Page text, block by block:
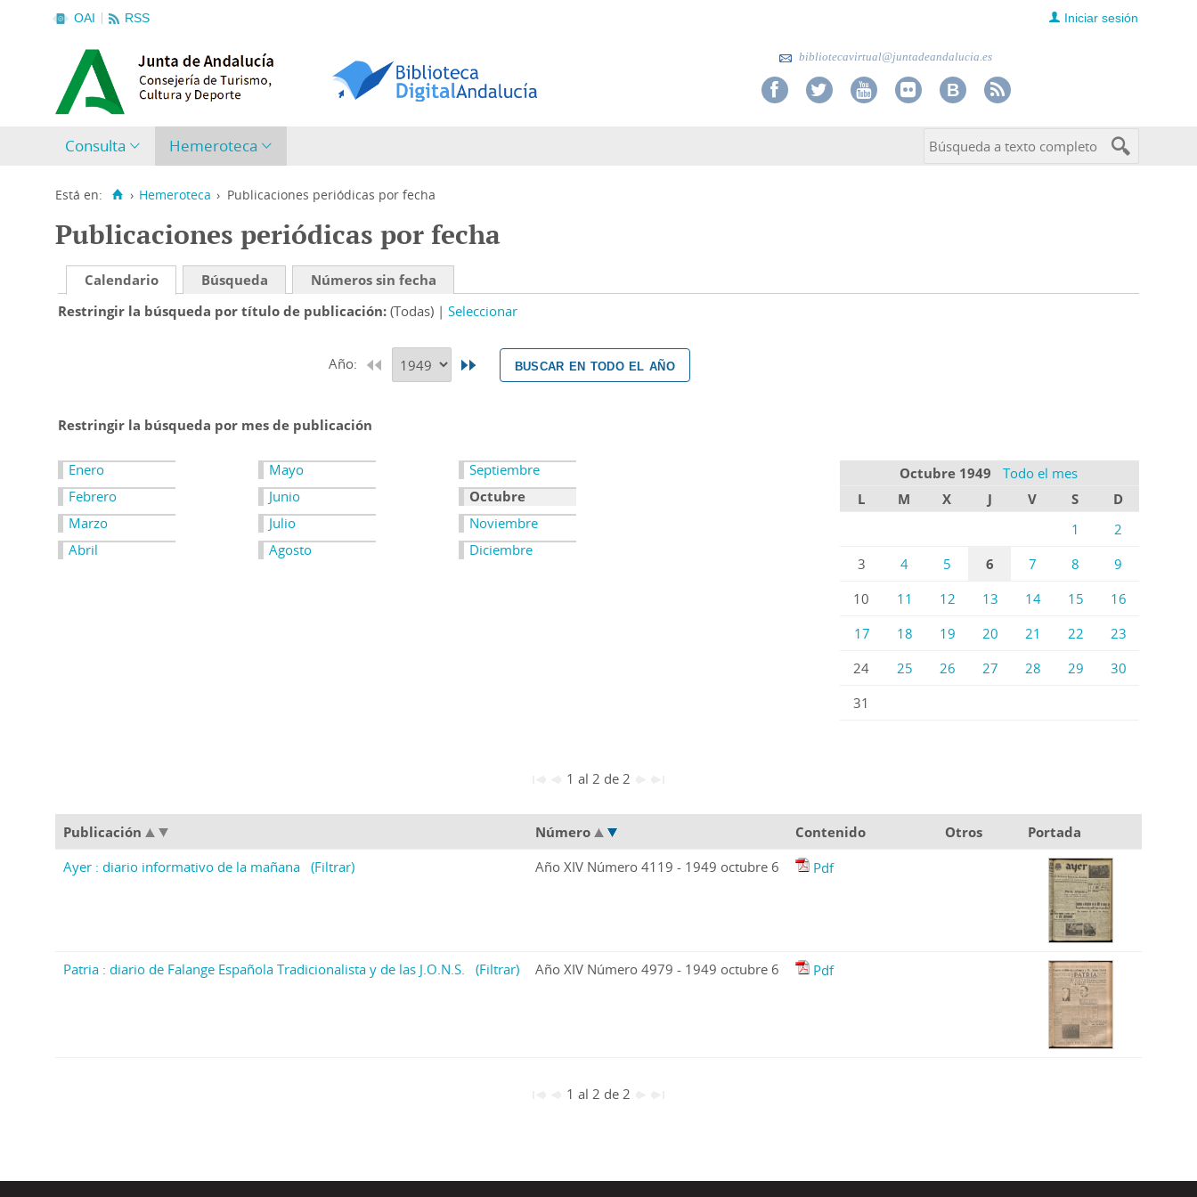
OAI RSS Iniciar sesión
bibliotecavirtual@juntadeandalucia.es
Consulta Hemeroteca
Está en: › Hemeroteca › Publicaciones periódicas por fecha
Publicaciones periódicas por fecha
Calendario Búsqueda
Números sin fecha
Restringir la búsqueda por título de publicación (Todas) Seleccionar
Año: buscar en todo el año
Restringir la búsqueda por mes de publicación
Enero
Febrero
Marzo
Abril
Mayo
Junio
Julio
Agosto
Septiembre
Octubre
Noviembre
Diciembre
Octubre 1949
Todo el mes
L
M X J V S
D
1
2
3
4 5 6 7 8
9
10
11 12 13 14 15
16
17
18 19 20 21 22
23
24
25 26 27 28 29
30
31
1 al 2 de 2
Publicación Número Contenido Otros
Portada
Ayer : diario informativo de la mañana (Filtrar) Año XIV Número 4119 - 1949 octubre 6 Pdf
Patria : diario de Falange Española Tradicionalista y de las J.O.N.S. (Filtrar) Año XIV Número 4979 - 1949 octubre 6 Pdf
1 al 2 de 2